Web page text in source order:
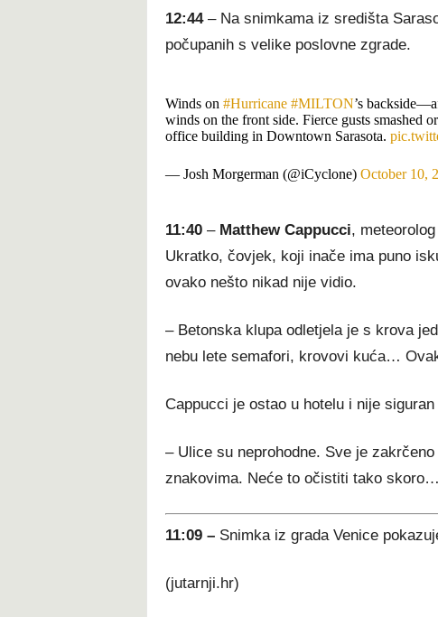
12:44 – Na snimkama iz središta
počupanih s velike poslovne zgrade.
Winds on #Hurricane #MILTON’s
winds on the front side. Fierce gusts smashed
office building in Downtown Sarasota.
— Josh Morgerman (@iCyclone) October 10,
11:40– Matthew Cappucci,
Ukratko, čovjek, koji inače ima puno
ovako nešto nikad nije vidio.
– Betonska klupa odletjela je s krova
nebu lete semafori, krovovi kuća…
Cappucci je ostao u hotelu i nije
– Ulice su neprohodne. Sve je
znakovima. Neće to očistiti tako skoro…
11:09 – Snimka iz grada Venice
(jutarnji.hr)